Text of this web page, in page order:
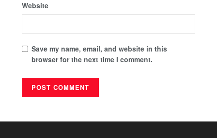
Website
Save my name, email, and website in this
browser for the next time I comment.